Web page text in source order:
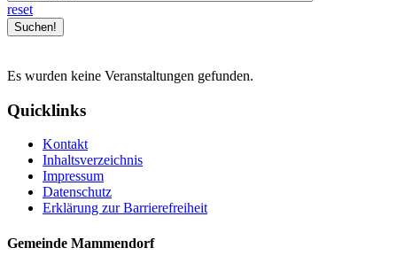
reset
Es wurden keine Veranstaltungen gefunden.
Quicklinks
Kontakt
Inhaltsverzeichnis
Impressum
Datenschutz
Erklärung zur Barrierefreiheit
Gemeinde Mammendorf